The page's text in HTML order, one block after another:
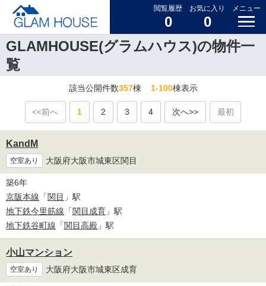
閲覧履歴
0
お気に入り
0
メニュー
GLAMHOUSE(グラムハウス)の物件一
覧
該当公開件数357棟1-100棟表示
<<前へ 1 2 3 4 次へ>> 最初
KandM
空室あり 大阪府大阪市城東区関目
築6年
京阪本線 「関目 」駅
地下鉄今里筋線 「関目成育 」駅
地下鉄谷町線 「関目高殿 」駅
小山マンション
空室あり 大阪府大阪市城東区成育